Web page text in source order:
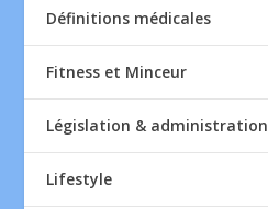
Définitions médicales
Fitness et Minceur
Législation & administration
Lifestyle